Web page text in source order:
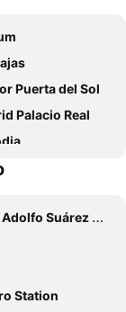
Puerta del Sol
Palacio Real
Madrid
Madrid–Barajas
Station